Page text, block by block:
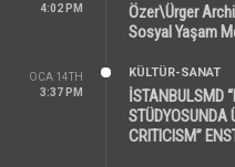
4:02 PM
Özer\Ürger
Sosyal Yaşam
OCA 14TH
3:37 PM
KÜLTÜR-SANAT
İSTANBULSMD
STÜDYOSUNDA
CRITICISM”